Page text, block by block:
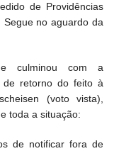
de Providências
no aguardo da
culminou com a
de retorno do feito à
(voto vista),
toda a situação:
de notificar fora de